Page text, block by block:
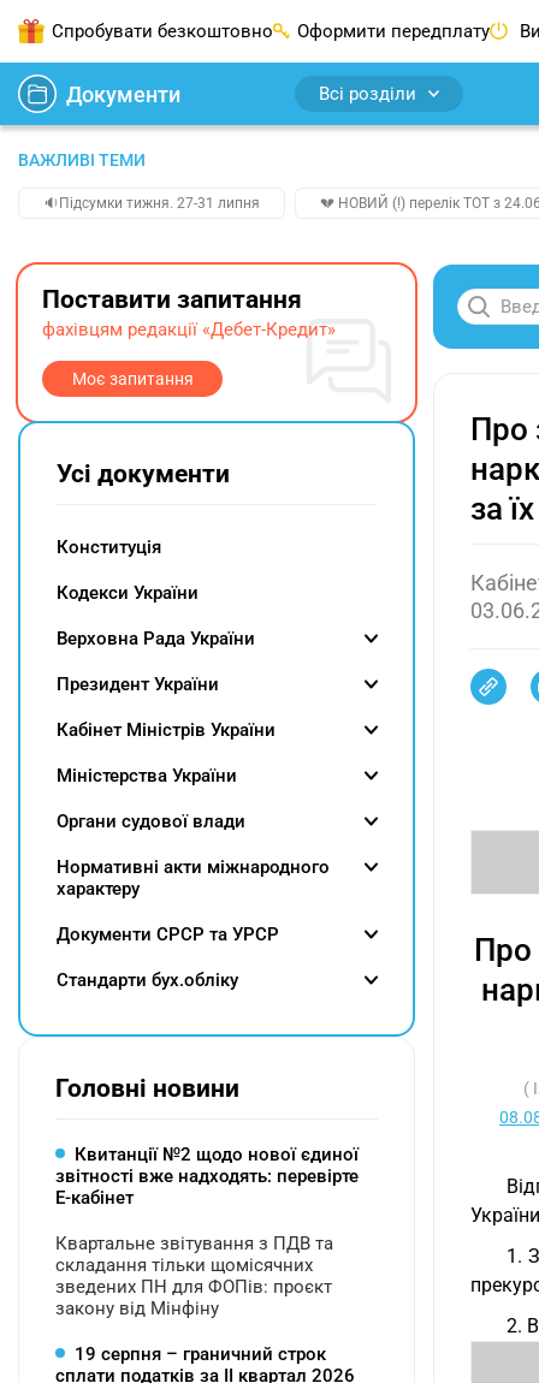
Спробувати безкоштовно Оформити передплату
Документи Всі розділи
ВАЖЛИВІ ТЕМИ
🔉Підсумки тижня. 27-31 липня 💔 НОВИЙ (!) перелік ТОТ з
Про
за
Про
(
1.
2.
Поставити запитання
фахівцям редакції «Дебет-Кредит»
Моє запитання
Усі документи
Конституція
Кодекси України
Верховна Рада України
Президент України
Кабінет Міністрів України
Міністерства України
Органи судової влади
Нормативні акти міжнародного
характеру
Документи СРСР та УРСР
Cтандарти бух.обліку
Головні новини
Квитанції №2 щодо нової єдиної
звітності вже надходять: перевірте
Е-кабінет
Квартальне звітування з ПДВ та
складання тільки щомісячних
зведених ПН для ФОПів: проєкт
закону від Мінфіну
19 серпня – граничний строк
сплати податків за ІI квартал 2026